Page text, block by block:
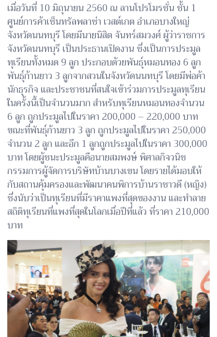
เมื่อวันที่ 10 มิถุนายน 2560 ณ ลานโปรโมรชั่น ชั้น 1
ศูนย์การค้าเซ็นทรัลพลาซ่า เวสต์เกต อำเภอบางใหญ่
จังหวัดนนทบุรี โดยมีนายนิสิต จันทร์สมวงศ์ ผู้ว่าราชการ
จังหวัดนนทบุรี เป็นประธานเปิดงาน ซึ่งเป็นการประมูล
ทุเรียนทั้งหมด 9 ลูก ประกอบด้วยพันธุ์หมอนทอง 6 ลูก
พันธุ์ก้านยาว 3 ลูกจากสวนในจังหวัดนนทบุรี โดยมีพ่อค้า
นักธุรกิจ และประชาชนที่สนใจเข้าร่วมการประมูลทุเรียน
ในครั้งนี้เป็นจำนวนมาก สำหรับทุเรียนหมอนทองจำนวน
6 ลูก ถูกประมูลไปในราคา 200,000 – 220,000 บาท
ขณะที่พันธุ์ก้านยาว 3 ลูก ถูกประมูลไปในราคา 250,000
จำนวน 2 ลูก และอีก 1 ลูกถูกประมูลไปในราคา 300,000
บาท โดยผู้ชนะประมูลคือนายสมพงษ์ พิศาลกิจวนิช
กรรมการผู้จัดการบริษัทบ้านบางเขน โดยรายได้มอบให้
กับสถานคุ้มครองและพัฒนาคนพิการบ้านราชาวดี (หญิง)
ซึ่งนับว่าเป็นทุเรียนที่มีราคาแพงที่สุดของงาน และทำลาย
สถิติทุเรียนที่แพงที่สุดในโลกเมื่อปีที่แล้ว ที่ราคา 210,000
บาท